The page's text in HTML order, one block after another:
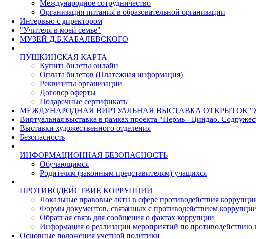
Международное сотрудничество
Организация питания в образовательной организации
Интервью с директором
"Учителя в моей семье"
МУЗЕЙ Д.Б.КАБАЛЕВСКОГО
ПУШКИНСКАЯ КАРТА
Купить билеты онлайн
Оплата билетов (Платежная информация)
Реквизиты организации
Договор оферты
Подарочные сертификаты
МЕЖДУНАРОДНАЯ ВИРТУАЛЬНАЯ ВЫСТАВКА ОТКРЫТОК
Виртуальная выставка в рамках проекта "Пермь - Циндао.
Выставки художественного отделения
Безопасность
ИНФОРМАЦИОННАЯ БЕЗОПАСНОСТЬ
Обучающимся
Родителям (законным представителям) учащихся
ПРОТИВОДЕЙСТВИЕ КОРРУПЦИИ
Локальные правовые акты в сфере противодействия
Формы документов, связанных с противодействием
Обратная связь для сообщения о фактах коррупции
Информация о реализации мероприятий по противодействию
Основные положения учетной политики